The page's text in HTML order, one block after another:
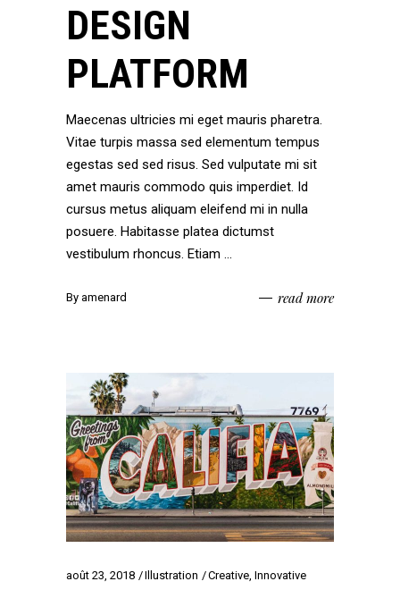
DESIGN
PLATFORM
Maecenas ultricies mi eget mauris pharetra.
Vitae turpis massa sed elementum tempus
egestas sed sed risus. Sed vulputate mi sit
amet mauris commodo quis imperdiet. Id
cursus metus aliquam eleifend mi in nulla
posuere. Habitasse platea dictumst
vestibulum rhoncus. Etiam
By amenard read more
août 23, 2018 Illustration Creative, Innovative